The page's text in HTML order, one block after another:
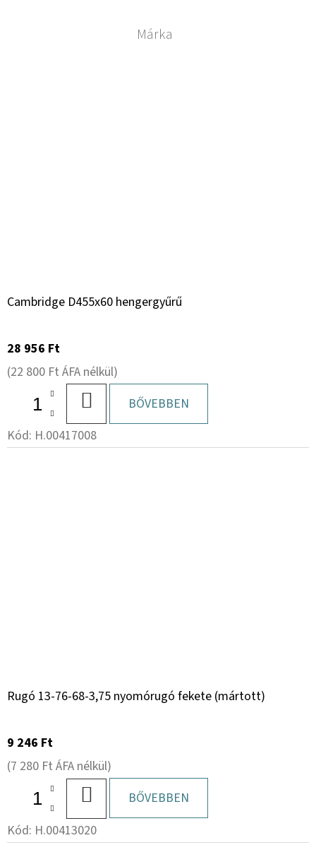
Márka
Cambridge D455x60 hengergyűrű
28 956 Ft
(22 800 Ft ÁFA nélkül)
KOSÁRBABŐVEBBEN
Kód: H.00417008
Rugó 13-76-68-3,75 nyomórugó fekete (mártott)
9 246 Ft
(7 280 Ft ÁFA nélkül)
KOSÁRBABŐVEBBEN
Kód: H.00413020